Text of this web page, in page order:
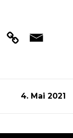
4. Mai 2021